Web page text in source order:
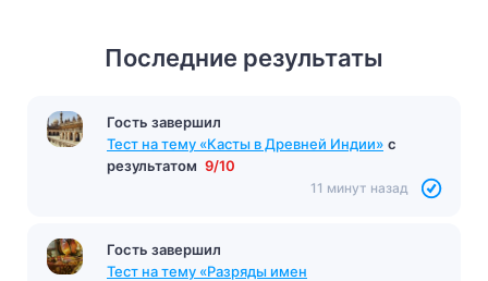
Последние результаты
Гость завершил
Тест на тему «Касты в Древней Индии» с
результатом 9/10
11 минут назад
Гость завершил
Тест на тему «Разряды имен